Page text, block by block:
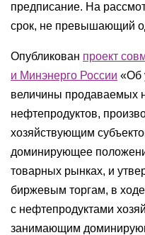
предписание. На
срок, не превышающий
Опубликован проект
и Минэнерго России «Об
величины продаваемых
нефтепродуктов,
хозяйствующим
доминирующее
товарных рынках, и
биржевым торгам, в
с нефтепродуктами
занимающим